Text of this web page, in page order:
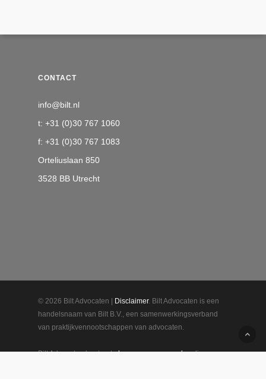
CONTACT
info@bilt.nl
t: +31 (0)30 767 1060
f: +31 (0)30 767 1083
Orteliuslaan 850
3528 BB Utrecht
© 2026 Bilt Advocaten | Disclaimer. Bilt Advocaten is een
handelsnaam van Bilt B.V., een samenwerkingsverband
van praktijkvennootschappen van advocaten.
Bilt Advocaten hanteertalgemene voorwaardendie een